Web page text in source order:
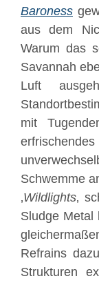
Baroness
aus dem
Warum das
Savannah
Luft
mit
Schwemme
‚Wildlights‚
Sludge Metal
Refrains
Strukturen